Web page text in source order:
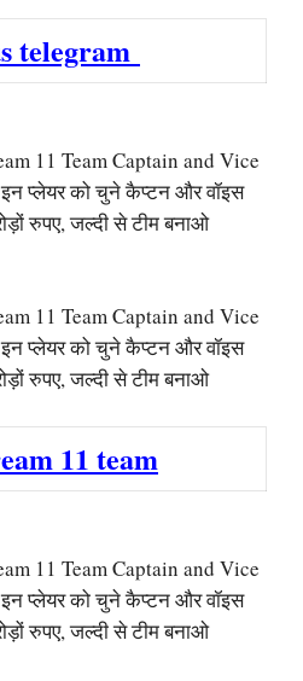
telegram
11 Team Captain and Vice
प्लेयर को चुने कैप्टन और वॉइस
रुपए, जल्दी से टीम बनाओ
11 Team Captain and Vice
प्लेयर को चुने कैप्टन और वॉइस
रुपए, जल्दी से टीम बनाओ
11 team
11 Team Captain and Vice
प्लेयर को चुने कैप्टन और वॉइस
रुपए, जल्दी से टीम बनाओ